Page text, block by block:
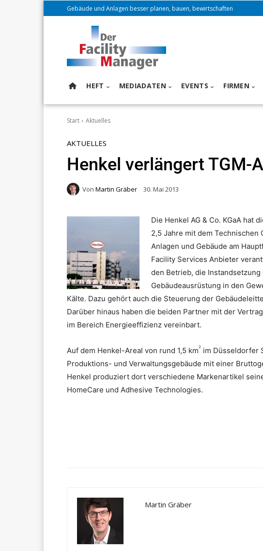
Gebäude und Anlagen besser planen, bauen, bewirtschaften
HEFT MEDIADATEN EVENTS FIRMEN
Start Aktuelles
AKTUELLES
Henkel verlängert TGM-
Von Martin Gräber 30. Mai 2013
Die Henkel AG & Co. KGaA hat
2,5 Jahre mit dem Technischen
Anlagen und Gebäude am
Facility Services Anbieter
den Betrieb, die
Gebäudeausrüstung in den
Kälte. Dazu gehört auch die Steuerung der
Darüber hinaus haben die beiden Partner mit der
im Bereich Energieeffizienz vereinbart.
Auf dem Henkel-Areal von rund 1,5 km2 im Düsseldorfer
Produktions- und Verwaltungsgebäude mit einer
Henkel produziert dort verschiedene Markenartikel
HomeCare und Adhesive Technologies.
Martin Gräber